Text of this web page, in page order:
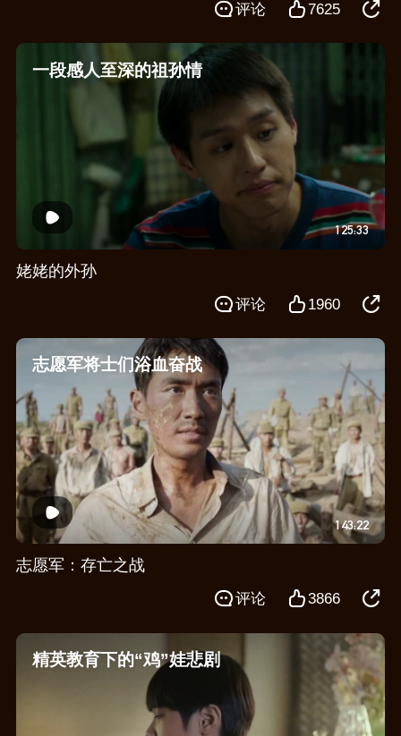
7625
评论
一段感人至深的祖孙情
125:33
姥姥的外孙
1960
评论
志愿军将士们浴血奋战
143:22
志愿军：存亡之战
3866
评论
精英教育下的“鸡”娃悲剧